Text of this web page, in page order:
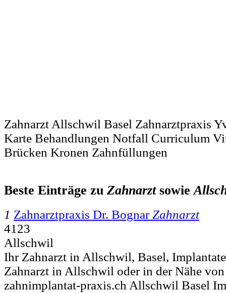
Zahnarzt Allschwil Basel Zahnarztpraxis
Karte Behandlungen Notfall Curriculum
Brücken Kronen Zahnfüllungen
Beste Einträge zu Zahnarztsowie
1 Zahnarztpraxis Dr. Bognar Zahnarzt
4123
Allschwil
Ihr Zahnarzt in Allschwil, Basel,
Zahnarzt in Allschwil oder in der Nähe
zahnimplantat-praxis.ch Allschwil Basel